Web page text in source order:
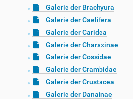
Galerie der Brachyura
Galerie der Caelifera
Galerie der Caridea
Galerie der Charaxinae
Galerie der Cossidae
Galerie der Crambidae
Galerie der Crustacea
Galerie der Danainae